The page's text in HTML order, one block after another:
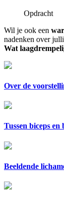
Opdracht
Wil je ook een
nadenken over
Wat
Over de
Tussen biceps en
Beeldende